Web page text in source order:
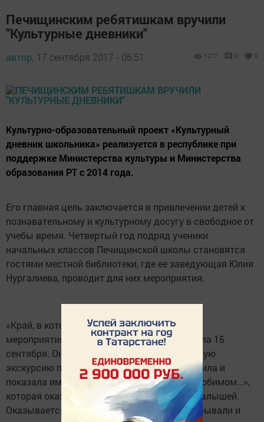
Печищинским ребятишкам вручили
"Культурные дневники"
автор, 17 сентября 2017 - 06:51 1217 0 0
Культурно-образовательный проект «Культурный
дневник школьника» реализуется в республике при
поддержке Министерства культуры и Министерства
образования РТ с 2014 года.
Его главная цель заключается в привлечении детей к
познавательному и культурному досугу в свободное от
учебы время. Четвертый год подряд ученики
начальных классов Печищинской школы становятся
гостями местной библиотеки, где ее заведующая Юлия
Нургалиева, проводит для них мероприятия.
«Край, в котором ты живешь» - такова тема
мероприятия, которое Юлия Юрьевна провела 15
сентября. Она провела для ребят виртуальную
экскурсию по Татарстану, а также подготовила и
показала им презентацию «О селе нашем любимом…»,
которая оказалась очень интересной для малышей.
Оказывается, во многих местах они уже побывали и